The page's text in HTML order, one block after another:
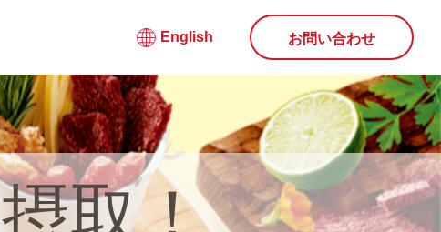
English お問い合わせ
取！